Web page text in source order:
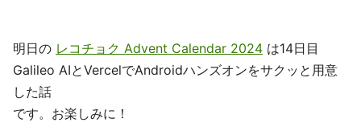
明日の レコチョク Advent Calendar 2024 は14日目
Galileo AIとVercelでAndroidハンズオンをサクッと用意
した話
です。お楽しみに！